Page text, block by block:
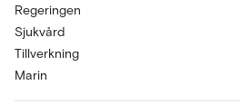
Regeringen
Sjukvård
Tillverkning
Marin